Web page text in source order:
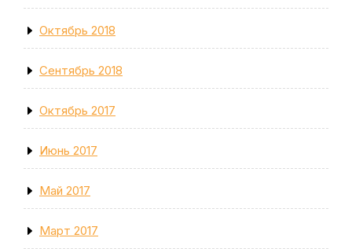
Октябрь 2018
Сентябрь 2018
Октябрь 2017
Июнь 2017
Май 2017
Март 2017